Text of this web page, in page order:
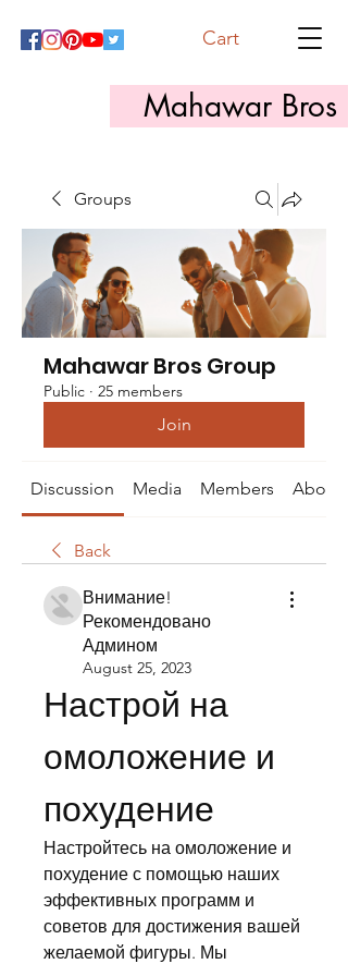
Mahawar Bros
Cart
Groups
Mahawar Bros Group
Public · 25 members
Join
Discussion Media Members About
Back
Внимание!
Рекомендовано
Админом
August 25, 2023
Настрой на
омоложение и
похудение
Настройтесь на омоложение и
похудение с помощью наших
эффективных программ и
советов для достижения вашей
желаемой фигуры. Мы